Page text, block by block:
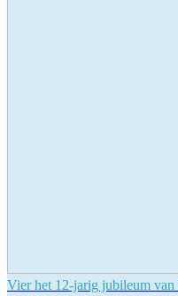
Vier het 12-jarig jubileum